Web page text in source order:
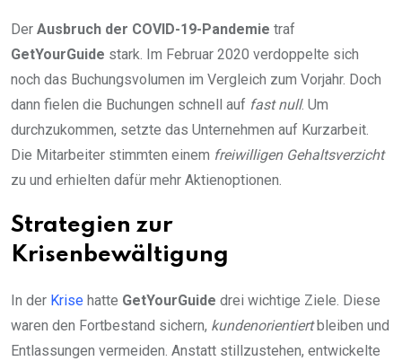
Der Ausbruch der COVID-19-Pandemie traf
GetYourGuide stark. Im Februar 2020 verdoppelte sich
noch das Buchungsvolumen im Vergleich zum Vorjahr. Doch
dann fielen die Buchungen schnell auf fast null. Um
durchzukommen, setzte das Unternehmen auf Kurzarbeit.
Die Mitarbeiter stimmten einem freiwilligen Gehaltsverzicht
zu und erhielten dafür mehr Aktienoptionen.
Strategien zur
Krisenbewältigung
In der Krise hatte GetYourGuide drei wichtige Ziele. Diese
waren den Fortbestand sichern, kundenorientiertbleiben und
Entlassungen vermeiden. Anstatt stillzustehen, entwickelte